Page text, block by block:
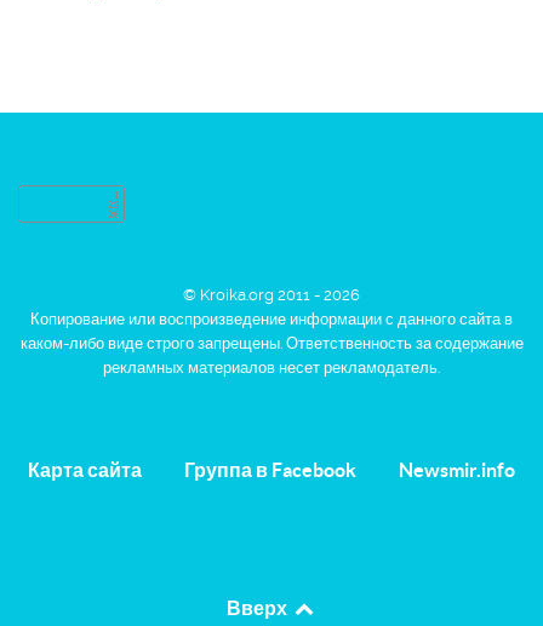
© Kroika.org 2011 - 2026
Копирование или воспроизведение информации с данного сайта в
каком-либо виде строго запрещены. Ответственность за содержание
рекламных материалов несет рекламодатель.
Карта сайта Группа в Facebook Newsmir.info
Вверх